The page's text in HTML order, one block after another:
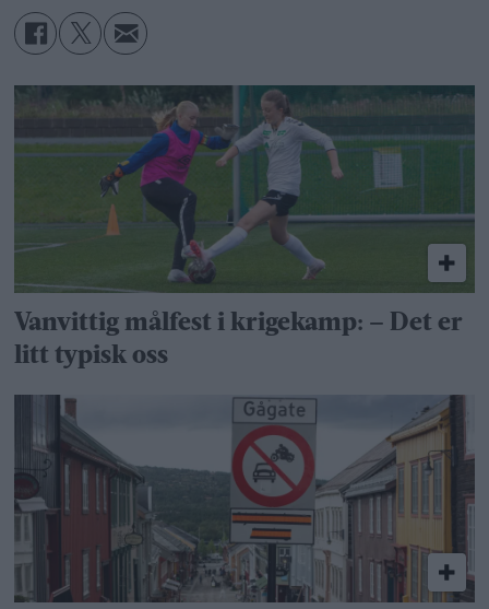
Vanvittig målfest i krigekamp: – Det er
litt typisk oss